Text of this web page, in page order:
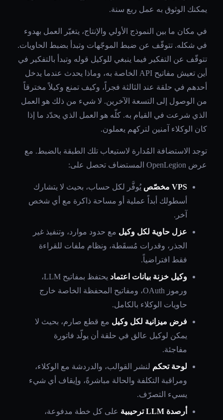
يمكنك الوثوق به عمل ربع سنة.
في مكان ما بين النموذج الأولي والإنتاج، يتغيّر العمل بهدوء
في شكله. تتوقّف عن ضبط الموجّهات وتبدأ بضبط الحاويات.
تتوقّف عن التفكير فيما ينبغي للوكيل قوله وتبدأ بالتفكير في
أين تعيش مفاتيح API الخاصة به، وماذا يحدث عندما يدخل
أحدهم في حلقة عند الثالثة فجراً، وكيف تمنع وكيلاً مخترقاً
من الوصول إلى التسعة الآخرين. لا شيء من ذلك هو العمل
الذي شرعت في القيام به. كلّه هو العمل الذي يحدّد ما إذا
كان الوكلاء آمنين لتركهم يعملون.
توجد الاستضافة المُدارة لاستيعاب تلك الطبقة بالضبط. مع
عرض OpenLegion المستضاف تحصل على:
VPS مخصّص
يُوفَّر لكل حساب، بحيث لا يتشارك
أسطولك أبداً عملية أو مساحة ذاكرة مع أي شخص
آخر.
عزل حاوية لكل وكيل مع حدود موارد، وتنفيذ غير
الجذر، وقدرات مُسقَطة، ونظام ملفات للقراءة
فقط افتراضياً.
وكيل خزنة بيانات اعتماد
يحتفظ بمفاتيح LLM،
ورموز OAuth، ومفاتيح المحفظة الخاصة خارج
حاويات الوكلاء بالكامل.
فرض ميزانية لكل وكيل مع قطع صارم، بحيث لا
يمكن لوكيل عالق في حلقة أن يولّد فاتورة
مفاجئة.
لوحة تحكم لنشر القوالب، والدردشة مع الوكلاء،
ومراقبة التكلفة والحالة مباشرةً، وإيقاف أي شيء
يسيء التصرّف.
أرصدة LLM ترحيبية
على كل خطة مدفوعة،